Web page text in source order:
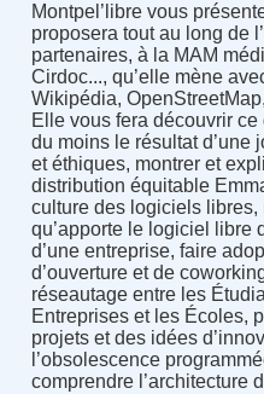
Montpel’libre vous
proposera tout au long de
partenaires, à la MAM
Cirdoc..., qu’elle mène
Wikipédia,
Elle vous fera découvrir ce
du moins le résultat d’une
et éthiques, montrer et
distribution équitable
culture des logiciels
qu’apporte le logiciel libre
d’une entreprise, faire
d’ouverture et de
réseautage entre les
Entreprises et les Écoles,
projets et des idées
l’obsolescence
comprendre l’architecture